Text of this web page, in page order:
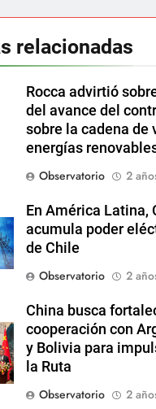
relacionadas
Rocca advirtió
del avance del
sobre la cadena de
energías
Observatorio
2
En América Latina,
acumula poder
de Chile
Observatorio
2
China busca
cooperación con
y Bolivia para
la Ruta
Observatorio
2